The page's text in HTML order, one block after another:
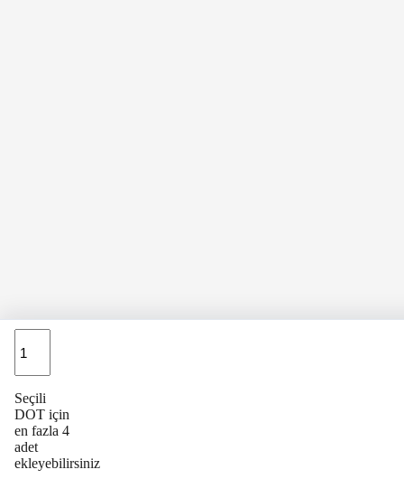
Seçili
DOT için
en fazla 4
adet
ekleyebilirsiniz